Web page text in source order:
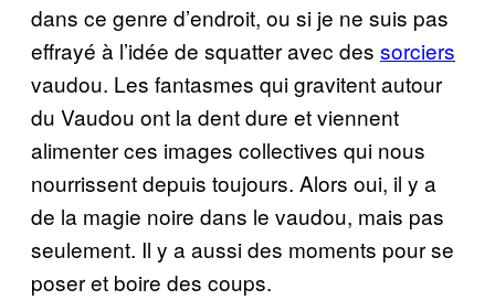
dans ce genre d’endroit, ou si je ne suis pas
effrayé à l’idée de squatter avec des sorciers
vaudou. Les fantasmes qui gravitent autour
du Vaudou ont la dent dure et viennent
alimenter ces images collectives qui nous
nourrissent depuis toujours. Alors oui, il y a
de la magie noire dans le vaudou, mais pas
seulement. Il y a aussi des moments pour se
poser et boire des coups.